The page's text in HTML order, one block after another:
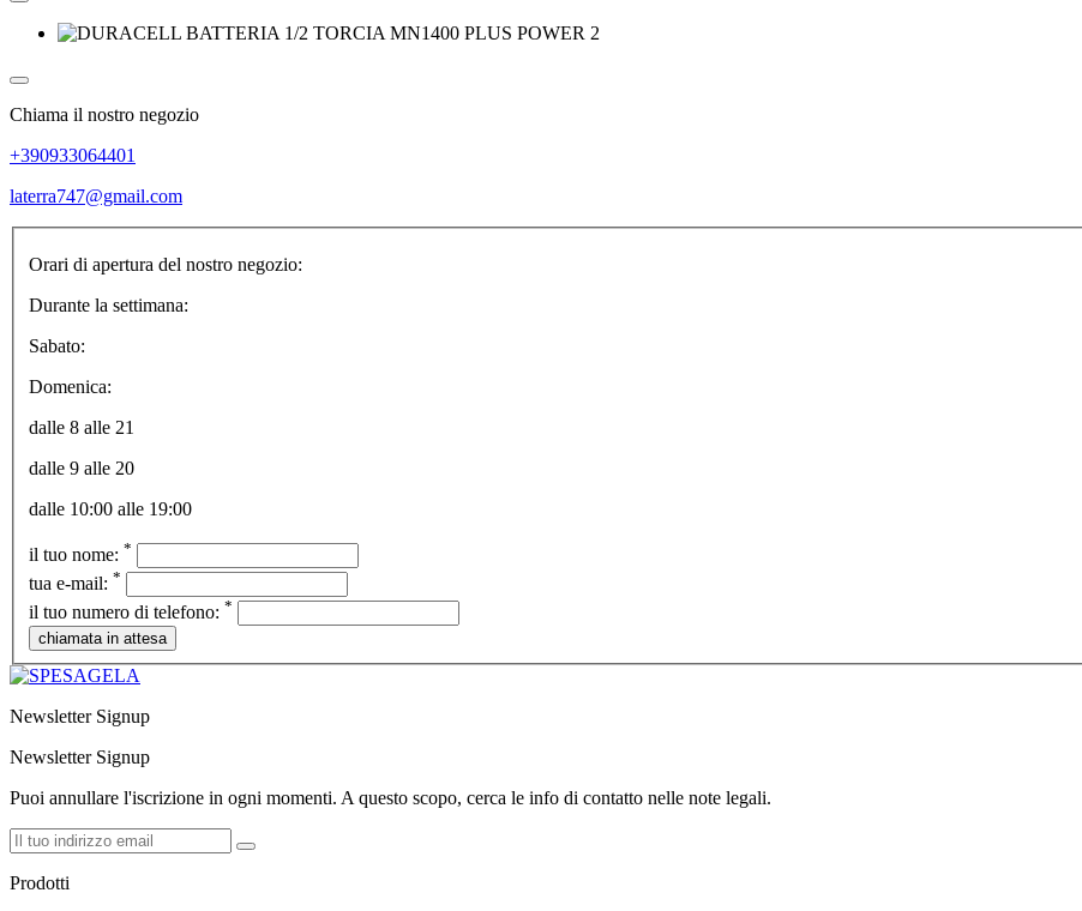
Chiama il nostro negozio
+390933064401
laterra747@gmail.com
Orari di apertura del nostro negozio:
Durante la settimana:
Sabato:
Domenica:
dalle 8 alle 21
dalle 9 alle 20
dalle 10:00 alle 19:00
il tuo nome: *
tua e-mail: *
il tuo numero di telefono: *
Newsletter Signup
Newsletter Signup
Puoi annullare l'iscrizione in ogni momenti. A questo scopo, cerca le info di contatto nelle note legali.
Prodotti